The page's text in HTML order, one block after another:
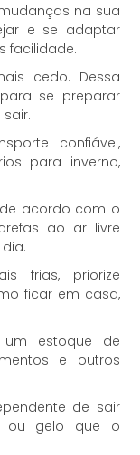
na sua
e se adaptar
facilidade.
cedo. Dessa
se preparar
confiável,
para inverno,
acordo com o
ao ar livre
frias, priorize
ficar em casa,
estoque de
e outros
de sair
ou gelo que o